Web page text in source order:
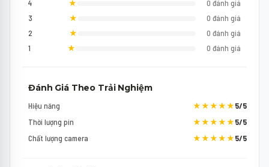
4
★
0 đánh giá
3
★
0 đánh giá
2
★
0 đánh giá
1
★ 0 đánh giá
Đánh Giá Theo Trải Nghiệm
Hiệu năng ★★★★★5/5
Thời lượng pin
★★★★★5/5
Chất lượng camera
★★★★★5/5